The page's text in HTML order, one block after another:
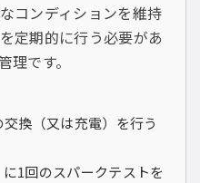
コンディションを維持
定期的に行う必要があ
理です。
換（又は充電）を行う
1回のスパークテストを